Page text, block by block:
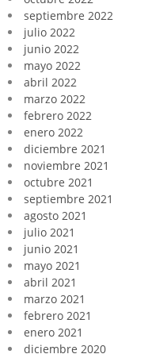
septiembre 2022
julio 2022
junio 2022
mayo 2022
abril 2022
marzo 2022
febrero 2022
enero 2022
diciembre 2021
noviembre 2021
octubre 2021
septiembre 2021
agosto 2021
julio 2021
junio 2021
mayo 2021
abril 2021
marzo 2021
febrero 2021
enero 2021
diciembre 2020